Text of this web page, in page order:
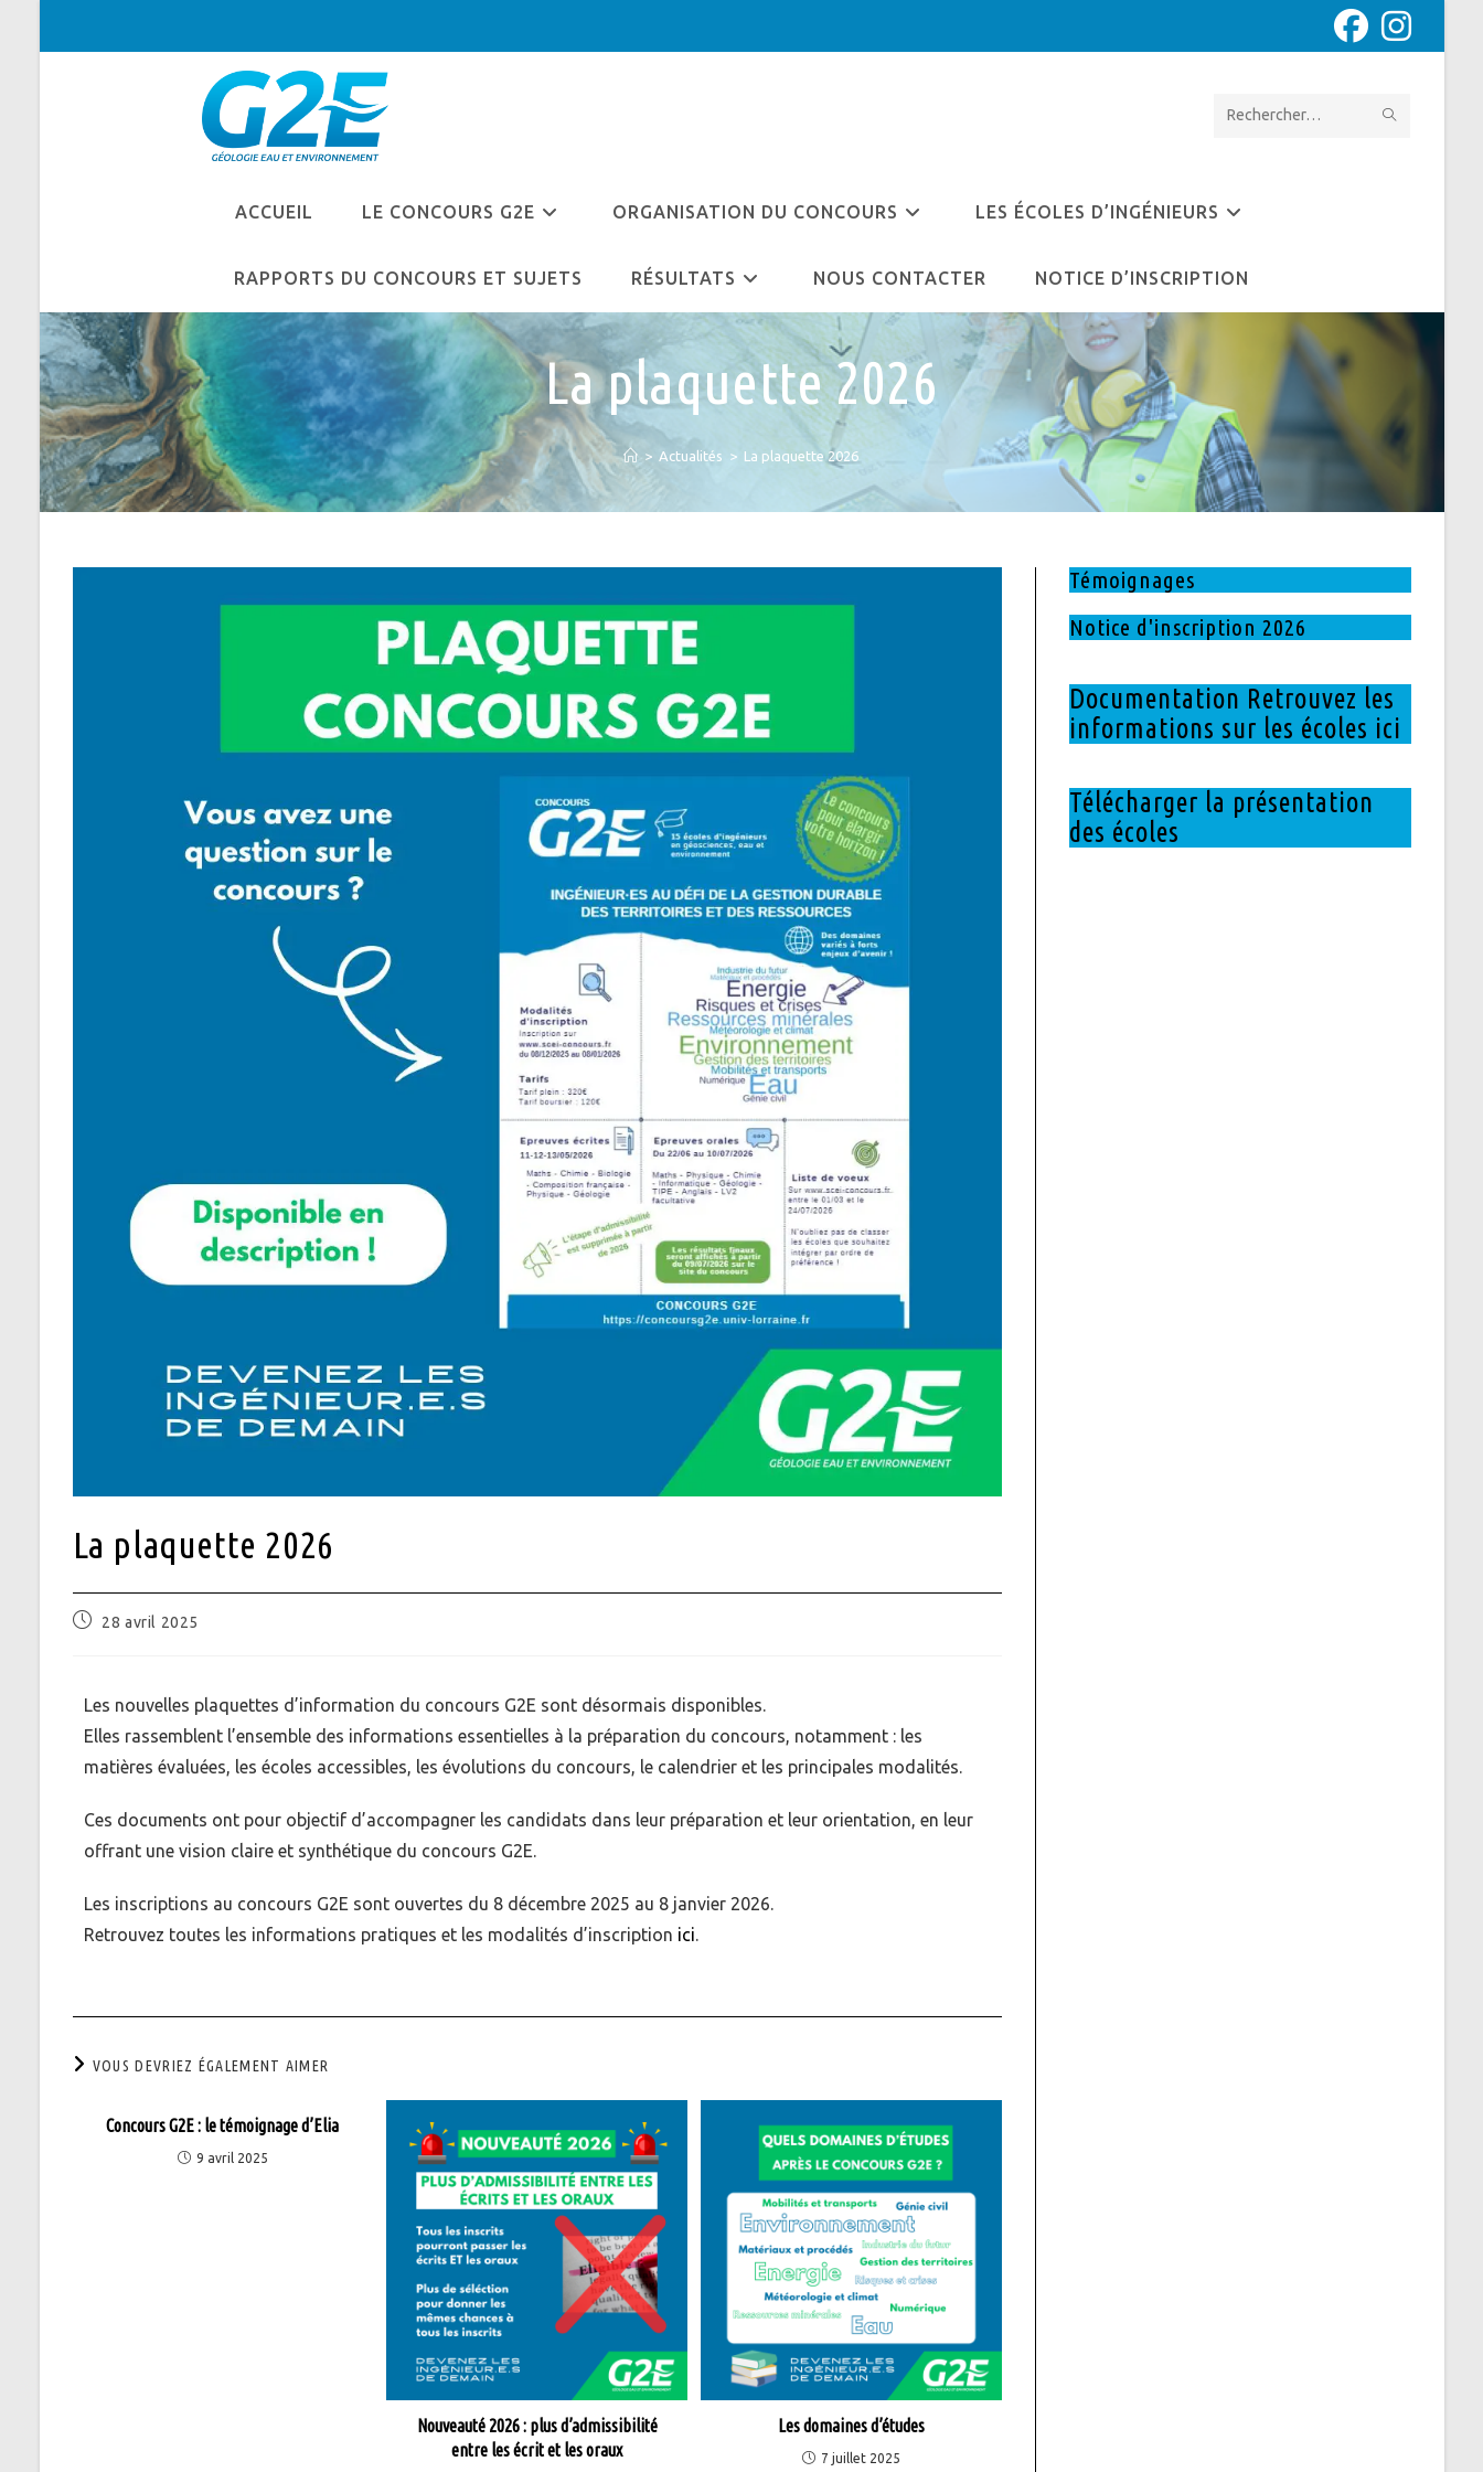
Rechercher
ACCUEIL LE CONCOURS G2E ORGANISATION DU CONCOURS LES ÉCOLES D’INGÉNIEURS
RAPPORTS DU CONCOURS ET SUJETS RÉSULTATS NOUS CONTACTER NOTICE D’INSCRIPTION
La plaquette 2026
> Actualités > La plaquette 2026
La plaquette 2026
28 avril 2025
Les nouvelles plaquettes d’information du concours G2E sont désormais disponibles.
Elles rassemblent l’ensemble des informations essentielles à la préparation du concours, notamment : les
matières évaluées, les écoles accessibles, les évolutions du concours, le calendrier et les principales modalités.
Ces documents ont pour objectif d’accompagner les candidats dans leur préparation et leur orientation, en leur
offrant une vision claire et synthétique du concours G2E.
Les inscriptions au concours G2E sont ouvertes du 8 décembre 2025 au 8 janvier 2026.
Retrouvez toutes les informations pratiques et les modalités d’inscription ici.
VOUS DEVRIEZ ÉGALEMENT AIMER
Concours G2E : le témoignage d’Elia
9 avril 2025
Nouveauté 2026 : plus d’admissibilité
entre les écrit et les oraux
Les domaines d’études
7 juillet 2025
Témoignages
Notice d'inscription 2026
Documentation Retrouvez les
informations sur les écoles ici
Télécharger la présentation
des écoles